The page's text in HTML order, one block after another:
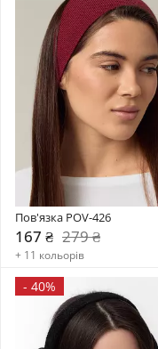
Пов'язка POV-426
167 ₴ 279 ₴
+ 11 кольорів
- 40%